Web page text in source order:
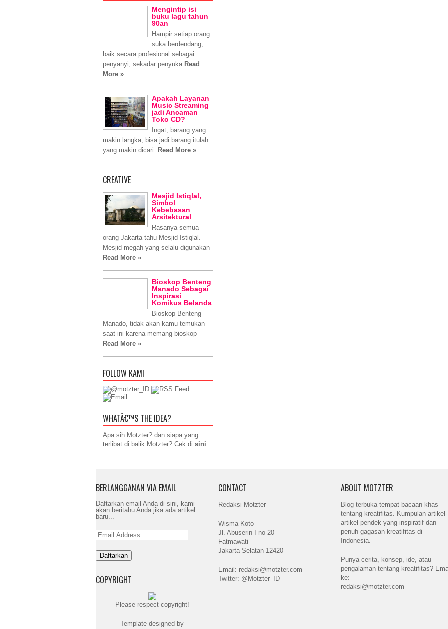
Mengintip isi
buku lagu tahun
90an
Hampir setiap orang
suka berdendang,
baik secara profesional sebagai
penyanyi, sekadar penyuka Read
More »
Apakah Layanan
Music Streaming
jadi Ancaman
Toko CD?
Ingat, barang yang
makin langka, bisa jadi barang itulah
yang makin dicari.
Read More »
CREATIVE
Mesjid Istiqlal,
Simbol
Kebebasan
Arsitektural
Rasanya semua
orang Jakarta tahu Mesjid Istiqlal.
Mesjid megah yang selalu digunakan
Read More »
Bioskop Benteng
Manado Sebagai
Inspirasi
Komikus Belanda
Bioskop Benteng
Manado, tidak akan kamu temukan
saat ini karena memang bioskop
Read More »
FOLLOW KAMI
WHATÂ€™S THE IDEA?
Apa sih Motzter? dan siapa yang
terlibat di balik Motzter? Cek di sini
BERLANGGANAN VIA EMAIL
Daftarkan email Anda di sini, kami
akan beritahu Anda jika ada artikel
baru...
Email
Address
COPYRIGHT
Please respect copyright!
Template designed by
CONTACT
Redaksi Motzter
Wisma Koto
Jl. Abuserin I no 20
Fatmawati
Jakarta Selatan 12420
Email: redaksi@motzter.com
Twitter: @Motzter_ID
ABOUT MOTZTER
Blog terbuka tempat bacaan khas
tentang kreatifitas. Kumpulan artikel-
artikel pendek yang inspiratif dan
penuh gagasan kreatifitas di
Indonesia.
Punya cerita, konsep, ide, atau
pengalaman tentang kreatifitas?
ke:
redaksi@motzter.com